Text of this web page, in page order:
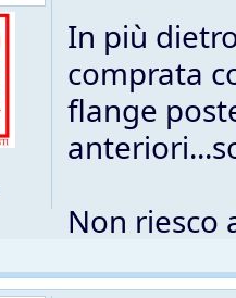
In più
comprata
flange
Non riesco